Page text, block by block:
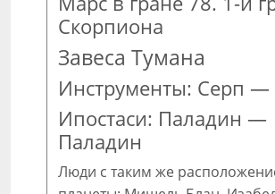
Скорпиона
Завеса Тумана
Инструменты: Серп —
Ипостаси: Паладин —
Паладин
Люди с таким же